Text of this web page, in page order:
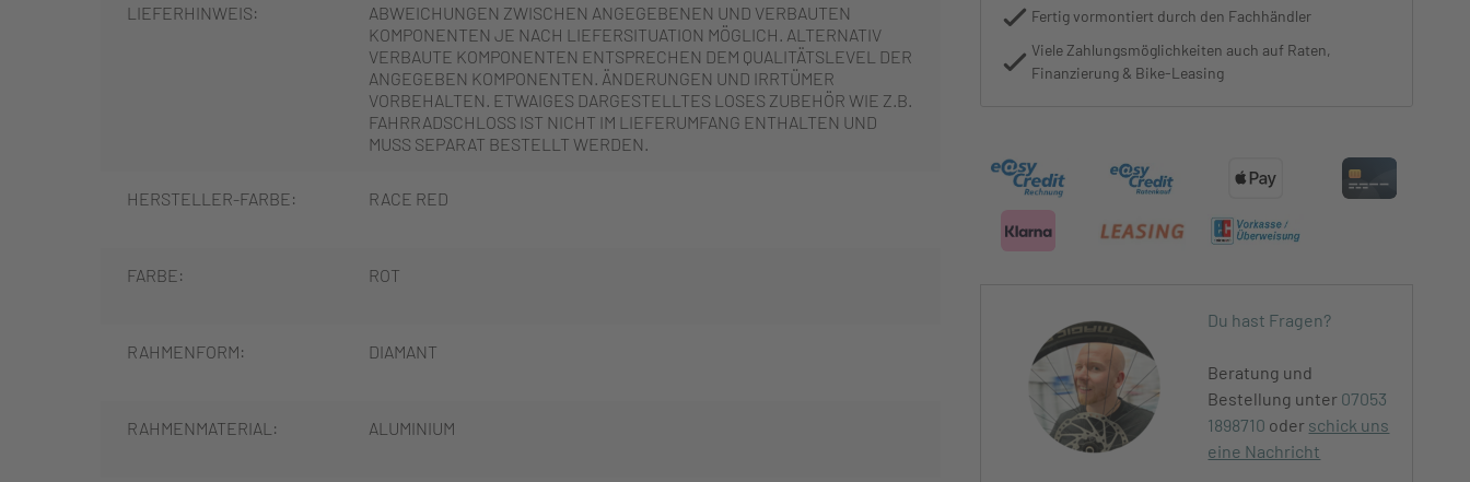
Fertig vormontiert durch den Fachhändler
Viele Zahlungsmöglichkeiten auch auf Raten,
Finanzierung & Bike-Leasing
Du hast Fragen?
Beratung und
Bestellung unter 07053
1898710 oder schick uns
eine Nachricht
LIEFERHINWEIS:
ABWEICHUNGEN ZWISCHEN ANGEGEBENEN UND VERBAUTEN
KOMPONENTEN JE NACH LIEFERSITUATION MÖGLICH. ALTERNATIV
VERBAUTE KOMPONENTEN ENTSPRECHEN DEM QUALITÄTSLEVEL DER
ANGEGEBEN KOMPONENTEN. ÄNDERUNGEN UND IRRTÜMER
VORBEHALTEN. ETWAIGES DARGESTELLTES LOSES ZUBEHÖR WIE Z.B.
FAHRRADSCHLOSS IST NICHT IM LIEFERUMFANG ENTHALTEN UND
MUSS SEPARAT BESTELLT WERDEN.
HERSTELLER-FARBE: RACE RED
FARBE: ROT
RAHMENFORM: DIAMANT
RAHMENMATERIAL: ALUMINIUM